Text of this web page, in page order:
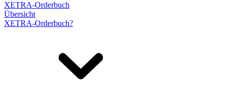
XETRA-Orderbuch
Übersicht
XETRA-Orderbuch?